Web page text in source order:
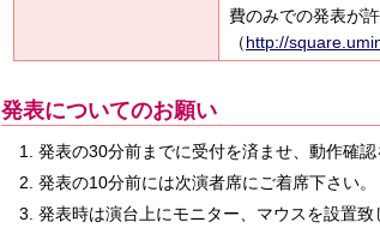
費のみでの発表が
（http://
発表についてのお願い
発表の30分前までに受付を済ませ、動作確
発表の10分前には次演者席にご着席下さい。
発表時は演台上にモニター、マウスを設置